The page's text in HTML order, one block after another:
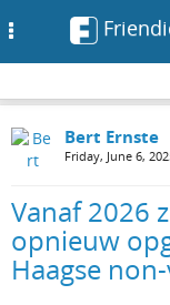
Bert Ernste
Friday, June 6,
Vanaf 2026
opnieuw
Haagse